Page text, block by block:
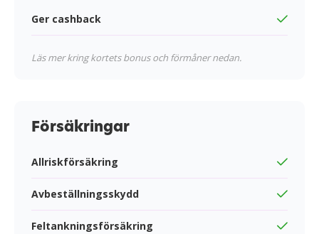
Ger cashback
Läs mer kring kortets bonus och förmåner nedan.
Försäkringar
Allriskförsäkring
Avbeställningsskydd
Feltankningsförsäkring